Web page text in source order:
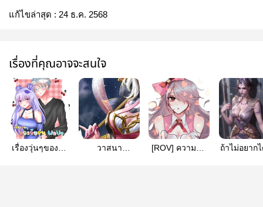
แก้ไขล่าสุด : 24 ธ.ค. 2568
เรื่องที่คุณอาจจะสนใจ
เรื่องวุ่นๆของวัย
วาสนา
[ROV] ความน่า
ถ้าไม่อยาก